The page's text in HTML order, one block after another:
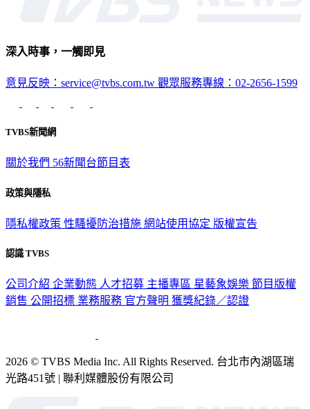
深入時事，一觸即見
意見反映：service@tvbs.com.tw 觀眾服務專線：02-2656-1599
TVBS新聞網
關於我們 56新聞台節目表
政策與隱私
隱私權政策 性騷擾防治措施 網站使用協定 版權宣告
認識 TVBS
公司介紹 企業動態 人才招募 主播專區 星藝象娛樂 節目版權
銷售 公開招標 業務服務 官方聲明 獲獎紀錄／認證
2026 © TVBS Media Inc. All Rights Reserved. 台北市內湖區瑞
光路451號 | 聯利媒體股份有限公司